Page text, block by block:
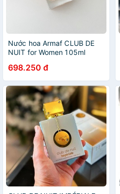
Nước hoa Armaf CLUB DE
NUIT for Women 105ml
698.250 đ